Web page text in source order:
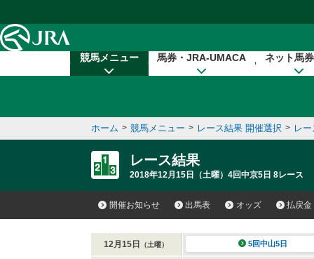
競馬メニュー 馬券・JRA-UMACA ネット馬
ホーム > 競馬メニュー > レース結果 開催選択 > レ
レース結果
2018年12月15日（土曜）4回中京5日 8レース
開催お知らせ 出馬表 オッズ 払戻金
12月15日 （土曜） 5回中山5日